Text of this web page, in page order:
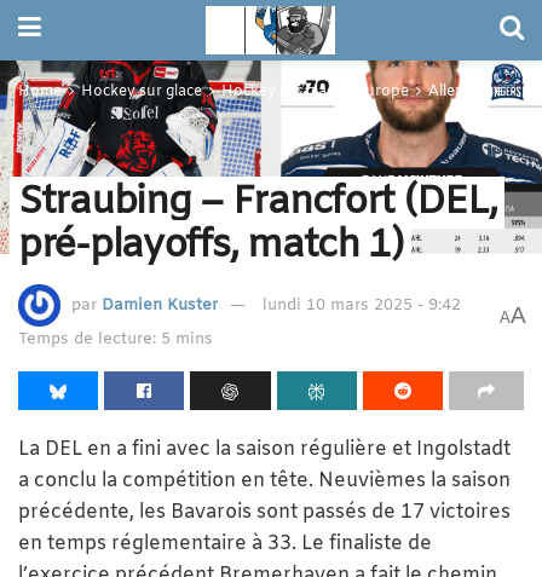
Home Hockey sur glace Hockey sur glace - Europe Allemagne
Straubing – Francfort (DEL,
pré-playoffs, match 1)
par Damien Kuster
lundi 10 mars 2025 - 9:42
Temps de lecture: 5 mins
AA
La DEL en a fini avec la saison régulière et Ingolstadt
a conclu la compétition en tête. Neuvièmes la saison
précédente, les Bavarois sont passés de 17 victoires
en temps réglementaire à 33. Le finaliste de